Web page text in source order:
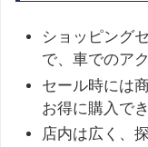
ショッピング
で、車でのア
セール時には
お得に購入で
店内は広く、